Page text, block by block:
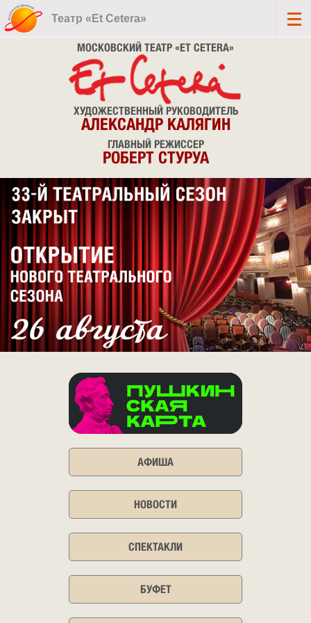
Театр «Et Cetera»
МОСКОВСКИЙ ТЕАТР «ET CETERA»
ХУДОЖЕСТВЕННЫЙ РУКОВОДИТЕЛЬ
АЛЕКСАНДР КАЛЯГИН
ГЛАВНЫЙ РЕЖИССЕР
РОБЕРТ СТУРУА
АФИША
НОВОСТИ
СПЕКТАКЛИ
БУФЕТ